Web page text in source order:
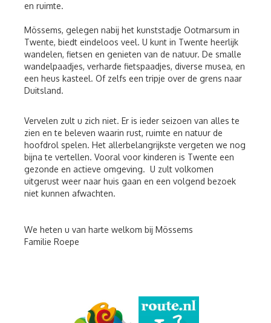
en ruimte.
Mössems, gelegen nabij het kunststadje Ootmarsum in
Twente, biedt eindeloos veel. U kunt in Twente heerlijk
wandelen, fietsen en genieten van de natuur. De smalle
wandelpaadjes, verharde fietspaadjes, diverse musea, en
een heus kasteel. Of zelfs een tripje over de grens naar
Duitsland.
Vervelen zult u zich niet. Er is ieder seizoen van alles te
zien en te beleven waarin rust, ruimte en natuur de
hoofdrol spelen. Het allerbelangrijkste vergeten we nog
bijna te vertellen. Vooral voor kinderen is Twente een
gezonde en actieve omgeving. U zult volkomen
uitgerust weer naar huis gaan en een volgend bezoek
niet kunnen afwachten.
We heten u van harte welkom bij Mössems
Familie Roepe